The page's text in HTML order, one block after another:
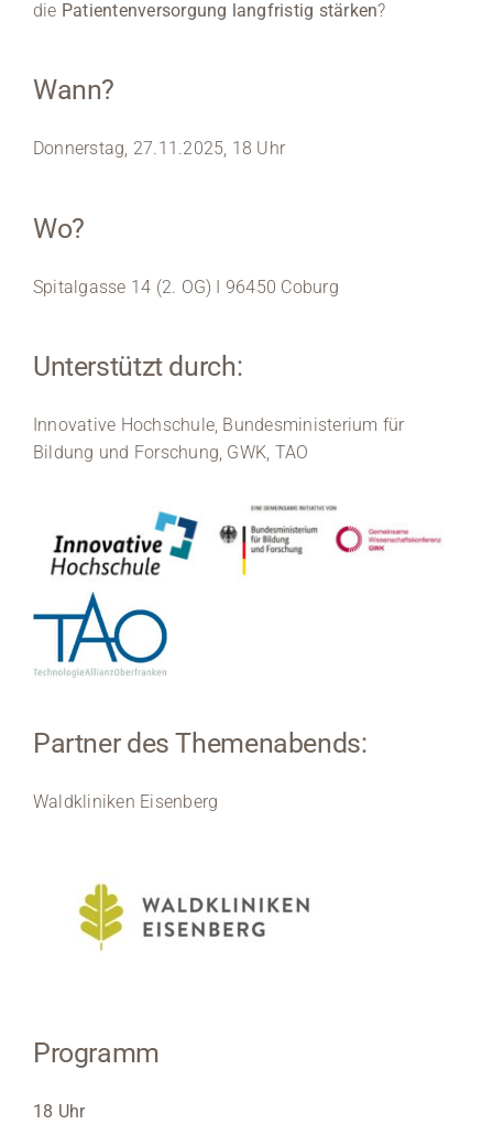
Veranstaltungen
die Patientenversorgung langfristig stärken?
Wann?
Donnerstag, 27.11.2025, 18 Uhr
Wo?
Spitalgasse 14 (2. OG) I 96450 Coburg
Unterstützt durch:
Innovative Hochschule, Bundesministerium für
Bildung und Forschung, GWK, TAO
Partner des Themenabends:
Waldkliniken Eisenberg
Programm
18 Uhr